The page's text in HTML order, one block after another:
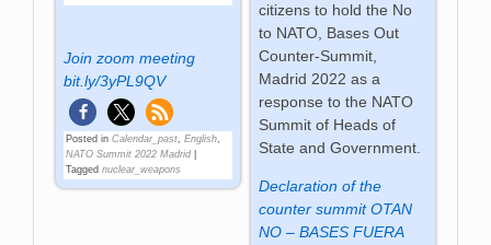
citizens to hold the No
to NATO, Bases Out
Counter-Summit,
Madrid 2022 as a
response to the NATO
Summit of Heads of
State and Government.
Declaration of the
counter summit OTAN
NO – BASES FUERA
Join zoom meeting
bit.ly/3yPL9QV
Posted in Calendar_past,English,
NATO Summit 2022 Madrid
Tagged nuclear_weapons